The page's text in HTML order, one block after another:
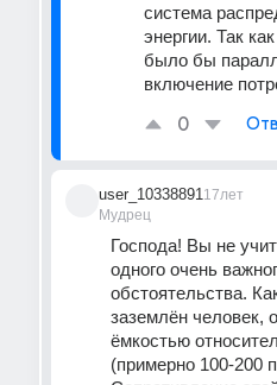
система
энергии. Так
было бы
включение
0
user_10338891
Мудрец
17лет
Господа! Вы не
одного очень
обстоятельства.
заземлён человек,
ёмкостью
(примерно 100-200